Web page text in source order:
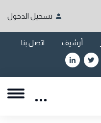
تسجيل الدخول
أرشيف اتصل بنا